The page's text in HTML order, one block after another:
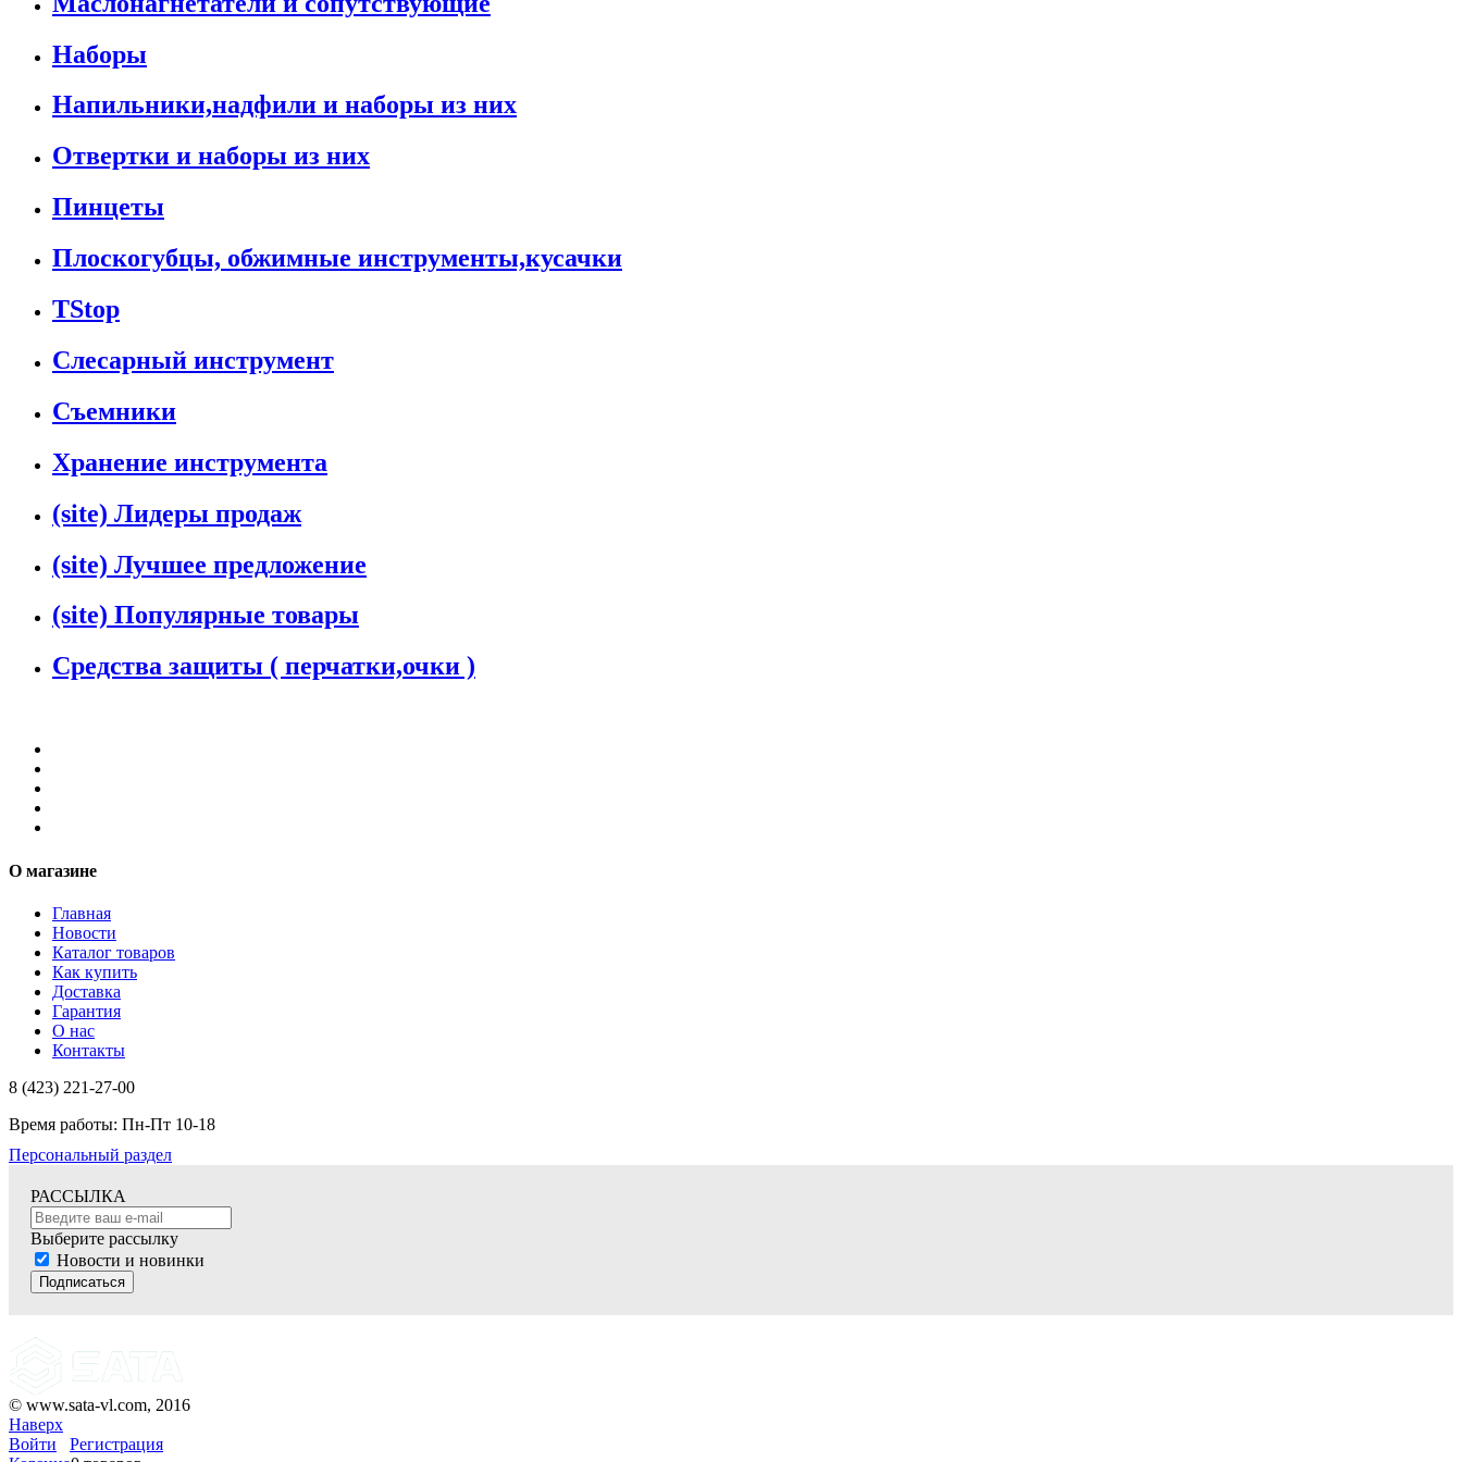
Наборы
Напильники,надфили и наборы из них
Отвертки и наборы из них
Пинцеты
Плоскогубцы, обжимные инструменты,кусачки
TStop
Слесарный инструмент
Съемники
Хранение инструмента
(site) Лидеры продаж
(site) Лучшее предложение
(site) Популярные товары
Средства защиты ( перчатки,очки )
О магазине
Главная
Новости
Каталог товаров
Как купить
Доставка
Гарантия
О нас
Контакты
8 (423) 221-27-00
Время работы: Пн-Пт 10-18
Персональный раздел
РАССЫЛКА
Выберите рассылку
Новости и новинки
Подписаться
© www.sata-vl.com, 2016
Наверх
Войти
Регистрация